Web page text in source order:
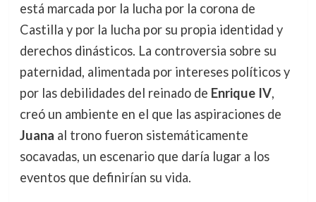
está marcada por la lucha por la corona de
Castilla y por la lucha por su propia identidad y
derechos dinásticos. La controversia sobre su
paternidad, alimentada por intereses políticos y
por las debilidades del reinado de Enrique IV,
creó un ambiente en el que las aspiraciones de
Juana al trono fueron sistemáticamente
socavadas, un escenario que daría lugar a los
eventos que definirían su vida.